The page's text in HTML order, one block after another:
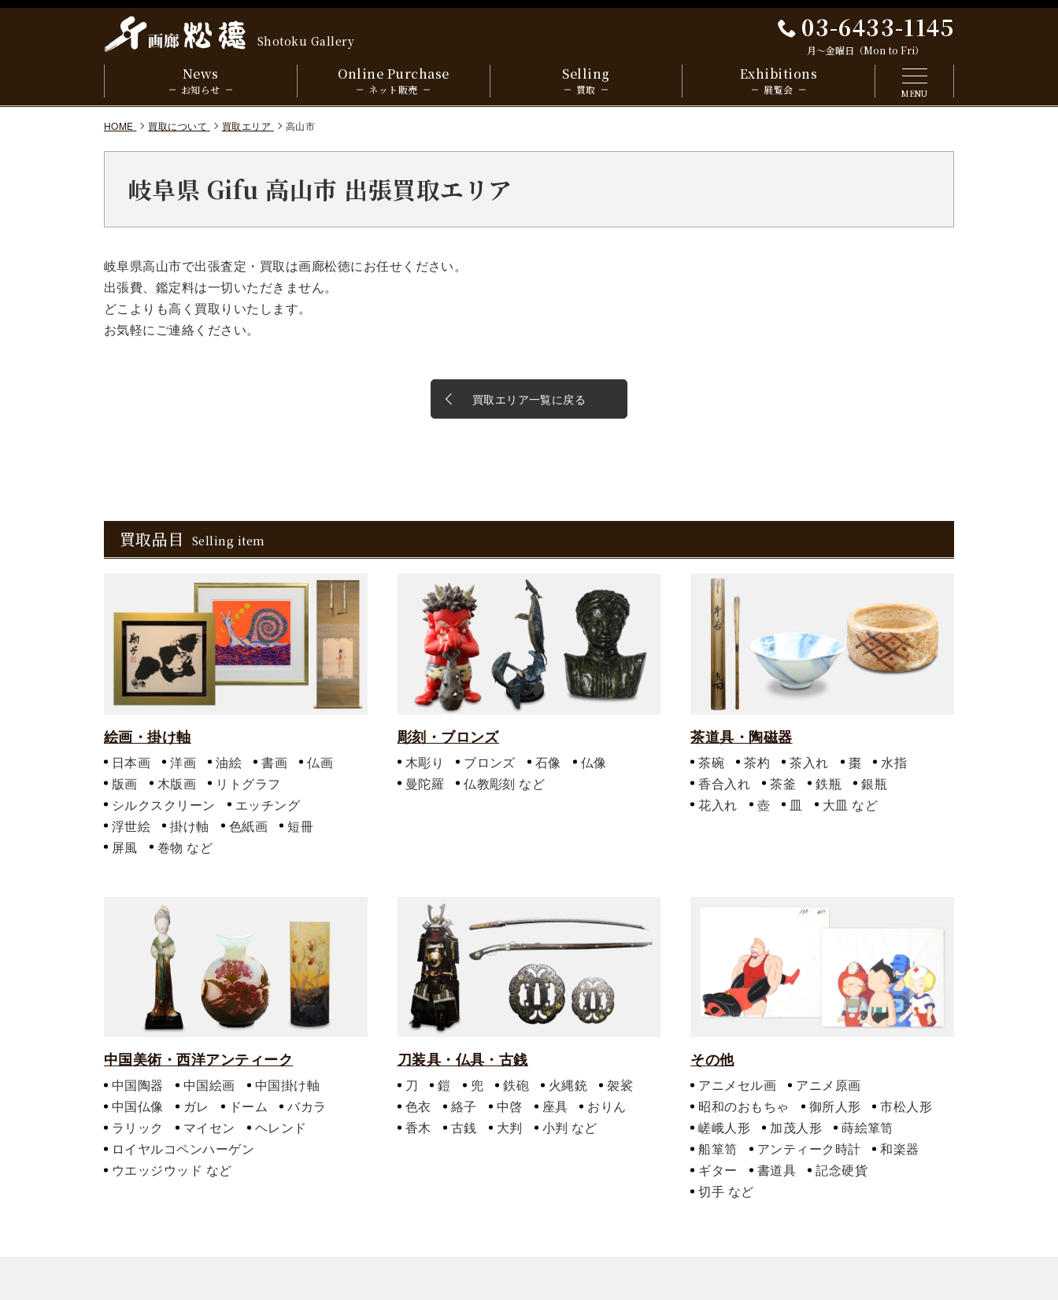
Shotoku Gallery 03-6433-1145
月～金曜日（Mon to Fri）
MENU
News
お知らせ
Online Purchase
ネット販売
Selling
買取
Exhibitions
展覧会
HOME 買取について 買取エリア 高山市
岐阜県 Gifu 高山市 出張買取エリア
岐阜県高山市で出張査定・買取は画廊松徳にお任せください。
出張費、鑑定料は一切いただきません。
どこよりも高く買取りいたします。
お気軽にご連絡ください。
買取エリア一覧に戻る
買取品目 Selling item
絵画・掛け軸
日本画 洋画 油絵 書画
仏画
版画
木版画
リトグラフ
シルクスクリーン
エッチング
浮世絵
掛け軸 色紙画
短冊
屏風
巻物
彫刻・ブロンズ
木彫り ブロンズ 石像
仏像
曼陀羅
仏教彫刻
茶道具・陶磁器
茶碗 茶杓 茶入れ 棗
水指
香合入れ
茶釜 鉄瓶
銀瓶
花入れ
壺 皿 大皿
中国美術・西洋アンティーク
中国陶器 中国絵画
中国掛け軸
中国仏像
ガレ ドーム
バカラ
ラリック
マイセン
ヘレンド
ロイヤルコペンハーゲン
ウエッジウッド
刀装具・仏具・古銭
刀 鎧 兜 鉄砲 火縄銃
袈裟
色衣
絡子 中啓 座具
おりん
香木
古銭 大判 小判
その他
アニメセル画
アニメ原画
昭和のおもちゃ
御所人形
市松人形
嵯峨人形
加茂人形
蒔絵箪笥
船箪笥
アンティーク時計
和楽器
ギター
書道具
記念硬貨
切手